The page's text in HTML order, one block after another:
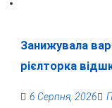
Занижувала
рієлторка
6 Серпня, 2026